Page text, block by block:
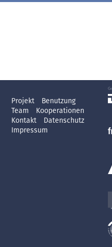
Projekt
Benutzung
Team
Kooperationen
Kontakt
Datenschutz
Impressum